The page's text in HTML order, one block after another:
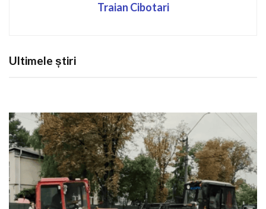
Traian Cibotari
Ultimele știri